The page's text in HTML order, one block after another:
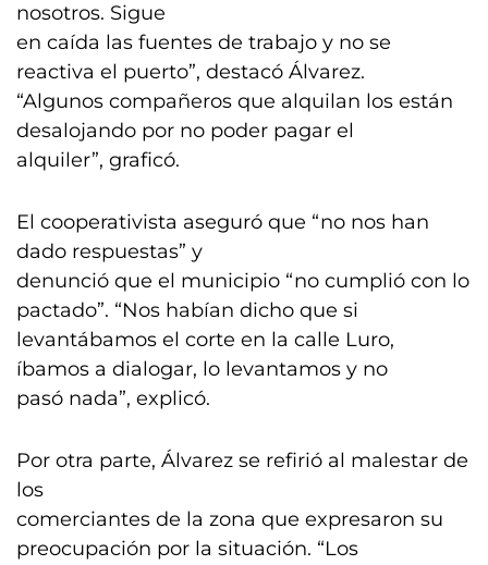
nosotros. Sigue
en caída las fuentes de trabajo y no se
reactiva el puerto”, destacó Álvarez.
“Algunos compañeros que alquilan los están
desalojando por no poder pagar el
alquiler”, graficó.
El cooperativista aseguró que “no nos han
dado respuestas” y
denunció que el municipio “no cumplió con lo
pactado”. “Nos habían dicho que si
levantábamos el corte en la calle Luro,
íbamos a dialogar, lo levantamos y no
pasó nada”, explicó.
Por otra parte, Álvarez se refirió al malestar de
los
comerciantes de la zona que expresaron su
preocupación por la situación. “Los